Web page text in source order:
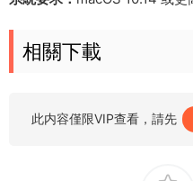
相關下載
此内容僅限VIP查看，請先